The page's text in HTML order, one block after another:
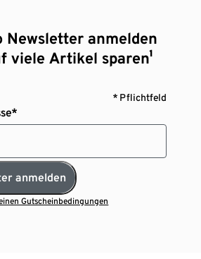
Newsletter anmelden
viele Artikel sparen¹
* Pflichtfeld
anmelden
Gutscheinbedingungen